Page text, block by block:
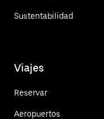
Sustentabilidad
Viajes
Reservar
Aeropuertos